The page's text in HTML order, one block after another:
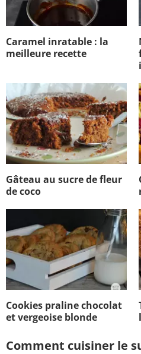
Caramel inratable : la
meilleure recette
Gâteau au sucre de fleur
de coco
Cookies praline chocolat
et vergeoise blonde
Comment cuisiner le